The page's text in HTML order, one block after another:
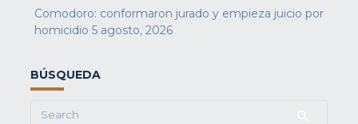
Comodoro: conformaron jurado y empieza juicio por
homicidio 5 agosto, 2026
BÚSQUEDA
Search